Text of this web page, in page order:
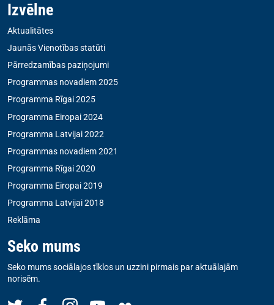
Izvēlne
Aktualitātes
Jaunās Vienotības statūti
Pārredzamības paziņojumi
Programmas novadiem 2025
Programma Rīgai 2025
Programma Eiropai 2024
Programma Latvijai 2022
Programmas novadiem 2021
Programma Rīgai 2020
Programma Eiropai 2019
Programma Latvijai 2018
Reklāma
Seko mums
Seko mums sociālajos tīklos un uzzini pirmais par aktuālajām
norisēm.